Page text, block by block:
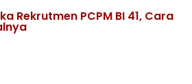
Rekrutmen PCPM BI 41, Cara